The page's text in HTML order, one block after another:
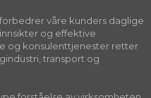
våre kunders daglige
og effektive
og konsulenttjenester retter
transport og